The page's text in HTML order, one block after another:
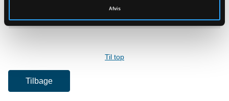
Afvis
Læs mere
Til top
Tilbage